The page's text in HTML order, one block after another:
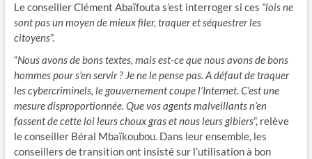
Le conseiller Clément Abaïfouta s’est interroger si ces “lois ne
sont pas un moyen de mieux filer, traquer et séquestrer les
citoyens”.
“Nous avons de bons textes, mais est-ce que nous avons de bons
hommes pour s’en servir ? Je ne le pense pas. A défaut de traquer
les cybercriminels, le gouvernement coupe l’Internet. C’est une
mesure disproportionnée. Que vos agents malveillants n’en
fassent de cette loi leurs choux gras et nous leurs gibiers”, relève
le conseiller Béral Mbaïkoubou. Dans leur ensemble, les
conseillers de transition ont insisté sur l’utilisation à bon